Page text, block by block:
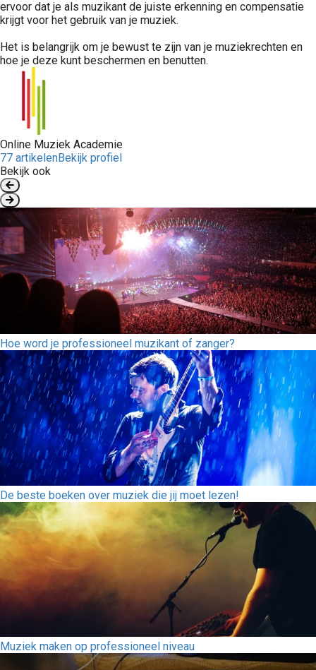
ervoor dat je als muzikant de juiste erkenning en compensatie
krijgt voor het gebruik van je muziek.
Het is belangrijk om je bewust te zijn van je muziekrechten en
hoe je deze kunt beschermen en benutten.
Online Muziek Academie
77 artikelenBekijk profiel
Bekijk ook
Hoe word je professioneel muzikant of zanger?
De beste boeken over muziek die jij moet lezen!
Muziek maken op professioneel niveau